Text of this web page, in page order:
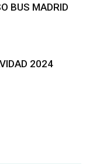
BUS MADRID
2024